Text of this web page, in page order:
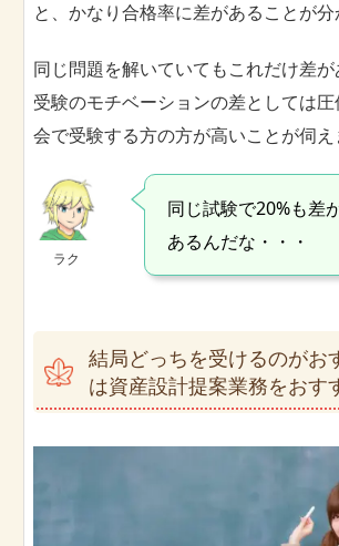
と、かなり合格率に差があることが分
同じ問題を解いていてもこれだけ差が
受験のモチベーションの差としては
会で受験する方の方が高いことが伺え
ラク
同じ試験で20%も差
あるんだな・・・
結局どっちを受けるのがお
は資産設計提案業務をおす